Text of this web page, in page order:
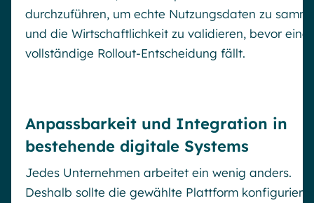
durchzuführen, um echte Nutzungsdaten zu
und die Wirtschaftlichkeit zu validieren, bevor eine
vollständige Rollout-Entscheidung fällt.
Anpassbarkeit und Integration in
bestehende digitale Systems
Jedes Unternehmen arbeitet ein wenig anders.
Deshalb sollte die gewählte Plattform